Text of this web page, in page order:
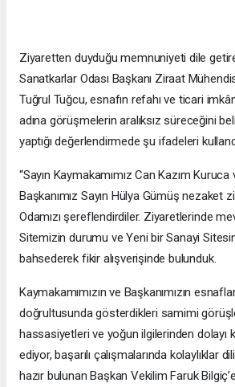
Ziyaretten duyduğu memnuniyeti dile
Sanatkarlar Odası Başkanı Ziraat
Tuğrul Tuğcu, esnafın refahı ve ticari
adına görüşmelerin aralıksız süreceğini
yaptığı değerlendirmede şu ifadeleri
“Sayın Kaymakamımız Can Kazım Kuruca
Başkanımız Sayın Hülya Gümüş nezaket
Odamızı şereflendirdiler. Ziyaretlerinde
Sitemizin durumu ve Yeni bir Sanayi
bahsederek fikir alışverişinde bulunduk.
Kaymakamımızın ve Başkanımızın
doğrultusunda gösterdikleri samimi
hassasiyetleri ve yoğun ilgilerinden dolayı
ediyor, başarılı çalışmalarında kolaylıklar
hazır bulunan Başkan Vekilim Faruk